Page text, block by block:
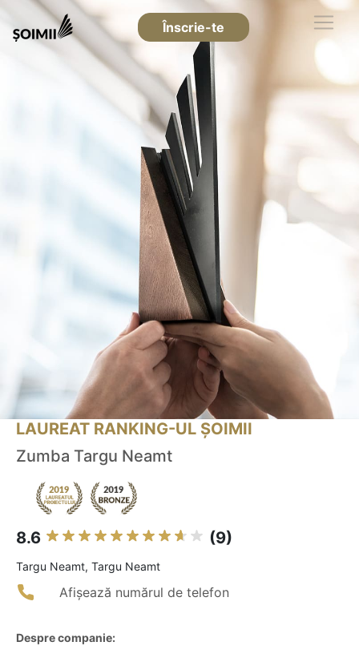
Înscrie-te
LAUREAT RANKING-UL ȘOIMII
Zumba Targu Neamt
8.6 (9)
Targu Neamt, Targu Neamt
Afișează numărul de telefon
Despre companie: